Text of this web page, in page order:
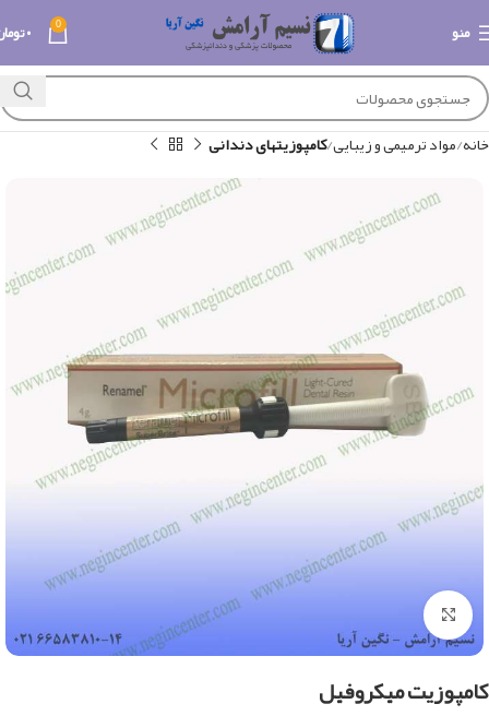
منو 0 ۰
خانه مواد ترمیمی و زیبایی کامپوزیتهای دندانی
بزرگنمایی تصویر
کامپوزیت میکروفیل